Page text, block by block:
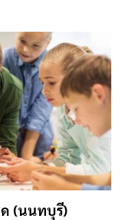
ด (นนทบุรี)